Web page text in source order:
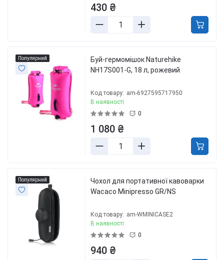
430 ₴
Популярний
Буй-гермомішок Naturehike
NH17S001-G, 18 л, рожевий
Код товару: am-6927595717950
В наявності
0
1 080 ₴
Популярний
Чохол для портативної кавоварки
Wacaco Minipresso GR/NS
Код товару: am-WMINICASE2
В наявності
0
940 ₴